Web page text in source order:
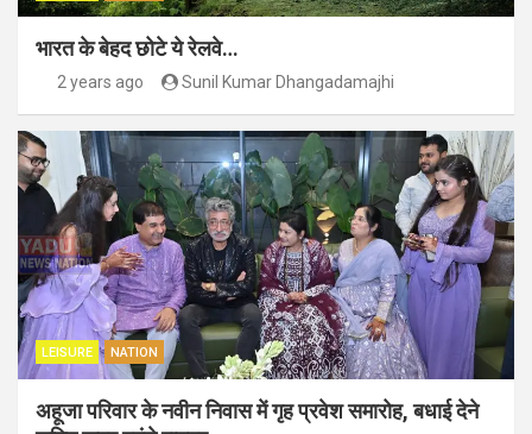
भारत के बेहद छोटे ये रेलवे…
2 years ago Sunil Kumar Dhangadamajhi
LEISURE NATION
अहूजा परिवार के नवीन निवास में गृह प्रवेश समारोह, बधाई देने